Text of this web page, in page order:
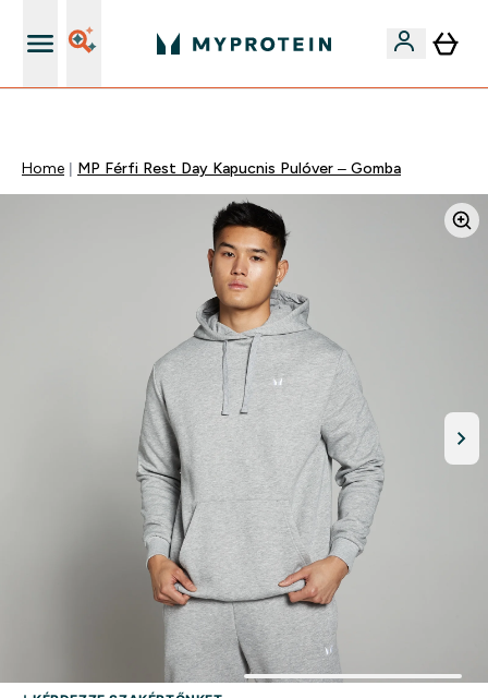
Home MP Férfi Rest Day Kapucnis Pulóver – Gomba